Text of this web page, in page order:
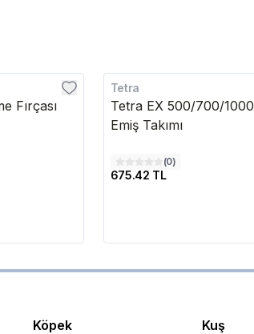
Fırçası
Tetra
Tetra EX 500/700/1000
Emiş Takımı
(0)
675.42 TL
Köpek Kuş